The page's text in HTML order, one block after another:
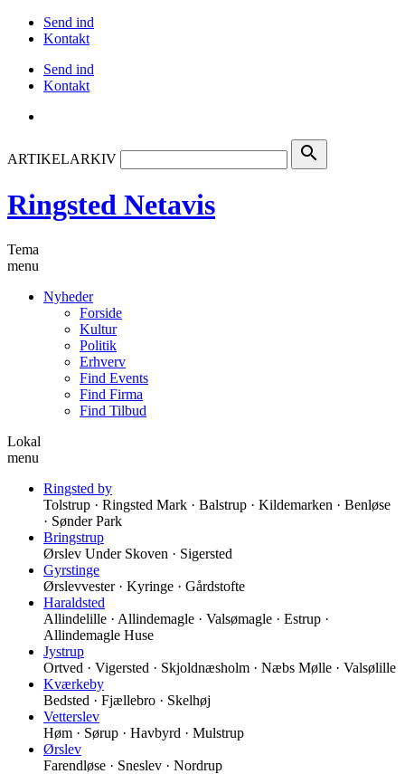
Send ind
Kontakt
Send ind
Kontakt
ARTIKELARKIV search
Ringsted Netavis
Tema
menu
Nyheder
Forside
Kultur
Politik
Erhverv
Find Events
Find Firma
Find Tilbud
Lokal
menu
Ringsted by
Tolstrup · Ringsted Mark · Balstrup · Kildemarken · Benløse
· Sønder Park
Bringstrup
Ørslev Under Skoven · Sigersted
Gyrstinge
Ørslevvester · Kyringe · Gårdstofte
Haraldsted
Allindelille · Allindemagle · Valsømagle · Estrup ·
Allindemagle Huse
Jystrup
Ortved · Vigersted · Skjoldnæsholm · Næbs Mølle · Valsølille
Kværkeby
Bedsted · Fjællebro · Skelhøj
Vetterslev
Høm · Sørup · Havbyrd · Mulstrup
Ørslev
Farendløse · Sneslev · Nordrup